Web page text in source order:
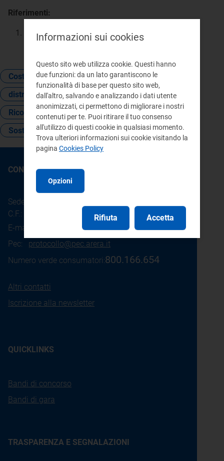
Riferimenti:
Atto 617/2023/R/eel, Allegato B (TICQ),
Costo Consumo
Contatore
distribuzione
Verifica
Ricostruzione dei consumi
Sostituzione del contatore
CONTATTI
Sede legale: Piazza Cavour 5 - 20121 - Milano
C.F.: 97190020152
E-mail:
info@arera.it
Pec: protocollo@pec.arera.it
Numero verde consumatori:800.166.654
Altri contatti
Iscrizione alla newsletter
QUICKLINKS
Bandi di concorso
Bandi di gara
TRASPARENZA E SEGNALAZIONI
Informazioni sui cookies
Questo sito web utilizza cookie. Questi hanno
due funzioni: da un lato garantiscono le
funzionalità di base per questo sito web,
dall'altro, salvando e analizzando i dati utente
anonimizzati, ci permettono di migliorare i nostri
contenuti per te. Puoi ritirare il tuo consenso
all'utilizzo di questi cookie in qualsiasi momento.
Trova ulteriori informazioni sui cookie visitando la
pagina Cookies Policy
Opzioni
Rifiuta Accetta